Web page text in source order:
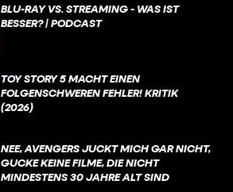
BLU-RAY VS. STREAMING - WAS IST
BESSER? | PODCAST
TOY STORY 5 MACHT EINEN
FOLGENSCHWEREN FEHLER! KRITIK
(2026)
NEE, AVENGERS JUCKT MICH GAR NICHT,
GUCKE KEINE FILME, DIE NICHT
MINDESTENS 30 JAHRE ALT SIND